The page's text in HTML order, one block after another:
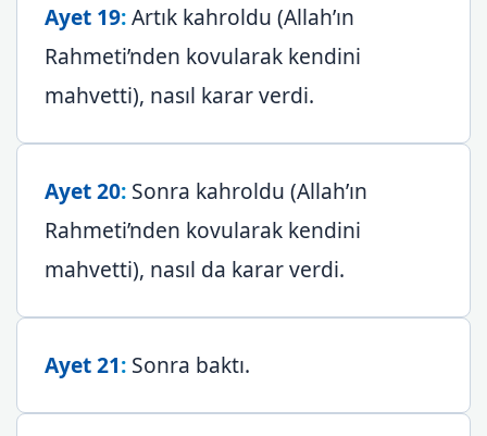
Ayet 19:Artık kahroldu (Allah’ın
Rahmeti’nden kovularak kendini
mahvetti), nasıl karar verdi.
Ayet 20: Sonra kahroldu (Allah’ın
Rahmeti’nden kovularak kendini
mahvetti), nasıl da karar verdi.
Ayet 21: Sonra baktı.